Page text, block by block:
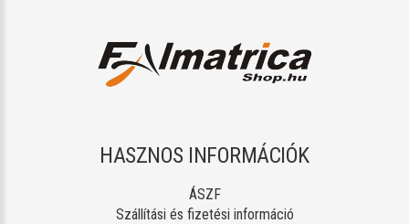
HASZNOS INFORMÁCIÓK
ÁSZF
Szállítási és fizetési információ